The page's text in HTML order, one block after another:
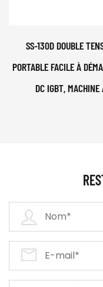
SS-130D DOUBLE
PORTABLE FACILE À
DC IGBT,